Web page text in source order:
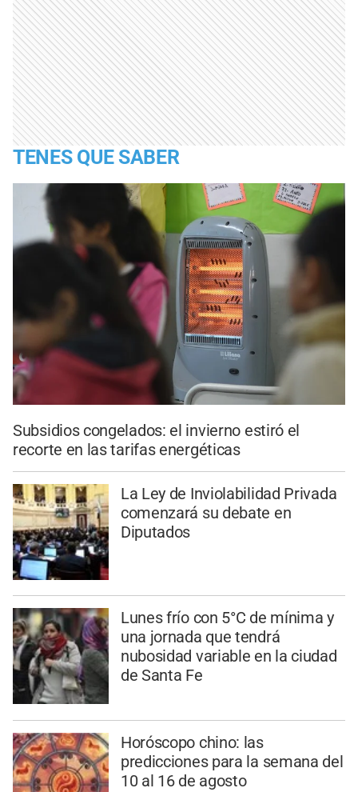
TENES QUE SABER
Subsidios congelados: el invierno estiró el
recorte en las tarifas energéticas
La Ley de Inviolabilidad Privada
comenzará su debate en
Diputados
Lunes frío con 5°C de mínima y
una jornada que tendrá
nubosidad variable en la ciudad
de Santa Fe
Horóscopo chino: las
predicciones para la semana del
10 al 16 de agosto